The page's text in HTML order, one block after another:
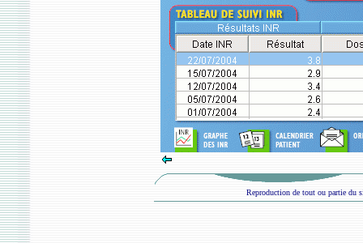
Reproduction de tout ou partie du